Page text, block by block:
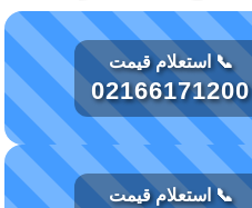
📞 استعلام قیمت
02166171200
📞 استعلام قیمت